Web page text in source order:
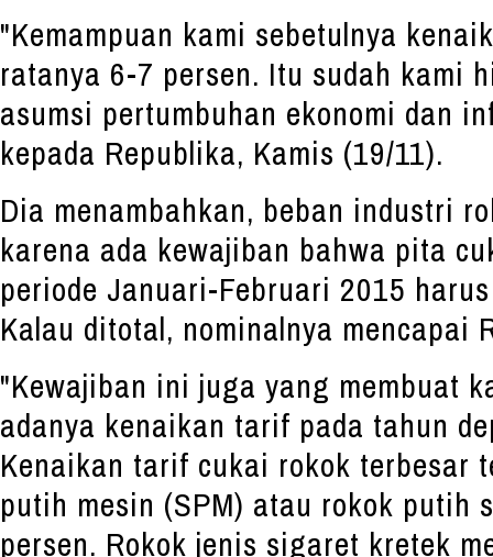
"Kemampuan kami sebetulnya
ratanya 6-7 persen. Itu sudah kami
asumsi pertumbuhan ekonomi dan
kepada Republika, Kamis (19/11).
Dia menambahkan, beban industri
karena ada kewajiban bahwa pita
periode Januari-Februari 2015
Kalau ditotal, nominalnya
"Kewajiban ini juga yang membuat
adanya kenaikan tarif pada tahun
Kenaikan tarif cukai rokok terbesar
putih mesin (SPM) atau rokok putih
persen. Rokok jenis sigaret kretek